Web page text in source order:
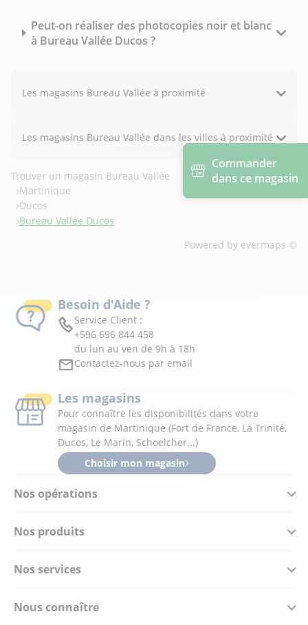
Commander
dans ce magasin
Peut-on réaliser des photocopies noir et blanc
à Bureau Vallée Ducos ?
Les magasins Bureau Vallée à proximité
Les magasins Bureau Vallée dans les villes à proximité
Trouver un magasin Bureau Vallée
Martinique
Ducos
Bureau Vallée Ducos
Powered by evermaps ©
Nos opérations
Nos produits
Nos services
Nous connaître
Besoin d'Aide ?
Service Client :
+596 696 844 458
du lun au ven de 9h à 18h
Contactez-nous par email
Les magasins
Pour connaître les disponibilités dans votre
magasin de Martinique (Fort de France, La Trinité,
Ducos, Le Marin, Schoelcher...)
Choisir mon magasin